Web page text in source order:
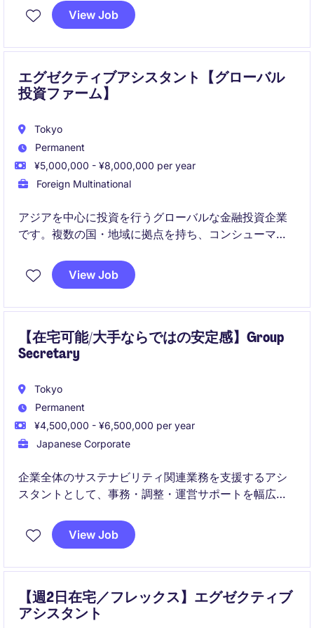
ッショナルな環境でキャリアを築くチャンスです。
View Job
エグゼクティブアシスタント【グローバル
投資ファーム】
Tokyo
Permanent
¥5,000,000 - ¥8,000,000 per year
Foreign Multinational
アジアを中心に投資を行うグローバルな金融投資企業
です。複数の国・地域に拠点を持ち、コンシューマー
企業への投資を行っています。
View Job
【在宅可能/大手ならではの安定感】Group
Secretary
Tokyo
Permanent
¥4,500,000 - ¥6,500,000 per year
Japanese Corporate
企業全体のサステナビリティ関連業務を支援するアシ
スタントとして、事務・調整・運営サポートを幅広く
将来的には、ジュニア・コーポレート・サステナビリ
View Job
【週2日在宅／フレックス】エグゼクティブ
アシスタント